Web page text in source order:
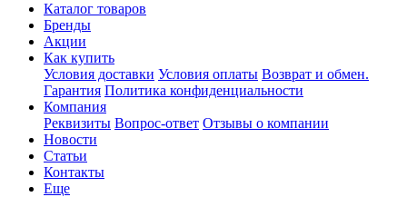
Каталог товаров
Бренды
Акции
Как купить
Условия доставки Условия оплаты Возврат и обмен.
Гарантия Политика конфиденциальности
Компания
Реквизиты Вопрос-ответ Отзывы о компании
Новости
Статьи
Контакты
Еще